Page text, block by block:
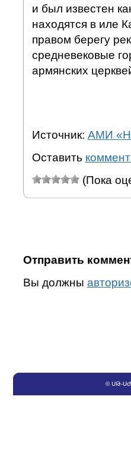
и был известен
находятся в иле
правом берегу
средневековые
армянских
Источник: АМИ
Оставить
(Пока
Отправить
Вы должны
©ՍԹ-